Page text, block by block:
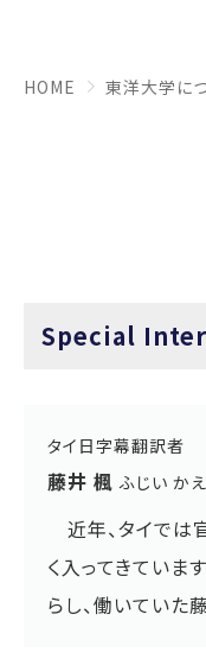
HOME 東洋大学に
Special
タイ日字幕翻訳者
藤井 楓ふじい か
近年、タイでは
く入ってきていま
らし、働いていた